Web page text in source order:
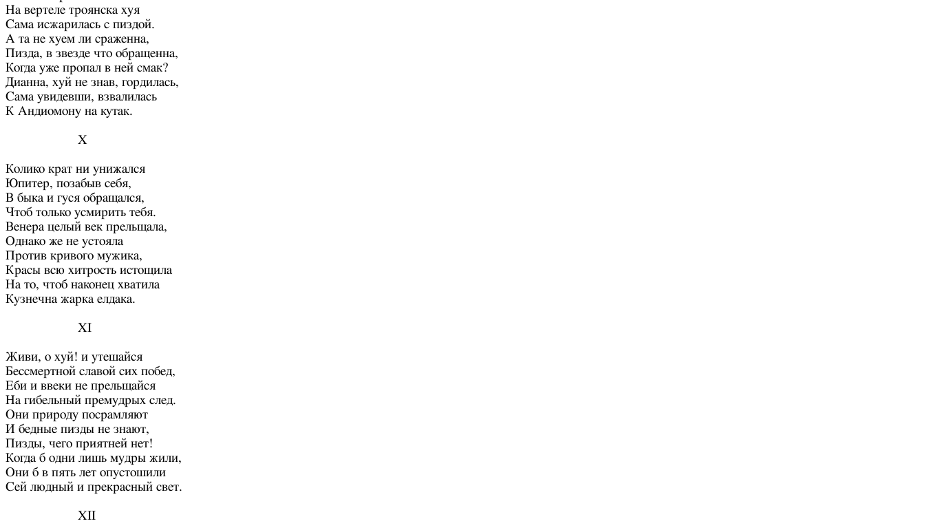
На вертеле троянска хуя
Сама исжарилась с пиздой.
А та не хуем ли сраженна,
Пизда, в звезде что обращенна,
Когда уже пропал в ней смак?
Дианна, хуй не знав, гордилась,
Сама увидевши, взвалилась
К Андиомону на кутак.
X
Колико крат ни унижался
Юпитер, позабыв себя,
В быка и гуся обращался,
Чтоб только усмирить тебя.
Венера целый век прельщала,
Однако же не устояла
Против кривого мужика,
Красы всю хитрость истощила
На то, чтоб наконец хватила
Кузнечна жарка елдака.
XI
Живи, о хуй! и утешайся
Бессмертной славой сих побед,
Еби и ввеки не прельщайся
На гибельный премудрых след.
Они природу посрамляют
И бедные пизды не знают,
Пизды, чего приятней нет!
Когда б одни лишь мудры жили,
Они б в пять лет опустошили
Сей людный и прекрасный свет.
XII